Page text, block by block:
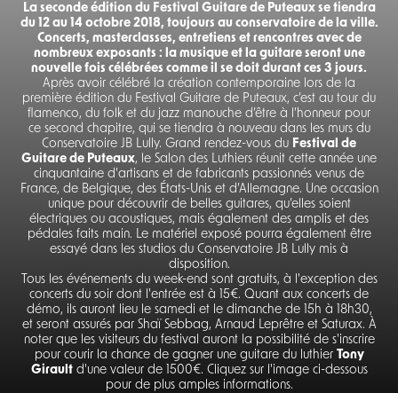
La seconde édition du Festival Guitare de Puteaux se tiendra
du 12 au 14 octobre 2018, toujours au conservatoire de la ville.
Concerts, masterclasses, entretiens et rencontres avec de
nombreux exposants : la musique et la guitare seront une
nouvelle fois célébrées comme il se doit durant ces 3 jours.
Après avoir célébré la création contemporaine lors de la
première édition du Festival Guitare de Puteaux, c’est au tour du
flamenco, du folk et du jazz manouche d’être à l’honneur pour
ce second chapitre, qui se tiendra à nouveau dans les murs du
Conservatoire JB Lully. Grand rendez-vous du Festival de
Guitare de Puteaux, le Salon des Luthiers réunit cette année une
cinquantaine d'artisans et de fabricants passionnés venus de
France, de Belgique, des États-Unis et d’Allemagne. Une occasion
unique pour découvrir de belles guitares, qu’elles soient
électriques ou acoustiques, mais également des amplis et des
pédales faits main. Le matériel exposé pourra également être
essayé dans les studios du Conservatoire JB Lully mis à
disposition.
Tous les événements du week-end sont gratuits, à l'exception des
concerts du soir dont l'entrée est à 15€. Quant aux concerts de
démo, ils auront lieu le samedi et le dimanche de 15h à 18h30,
et seront assurés par Shaï Sebbag, Arnaud Leprêtre et Saturax. À
noter que les visiteurs du festival auront la possibilité de s'inscrire
pour courir la chance de gagner une guitare du luthier Tony
Giraultd'une valeur de 1500€. Cliquez sur l'image ci-dessous
pour de plus amples informations.